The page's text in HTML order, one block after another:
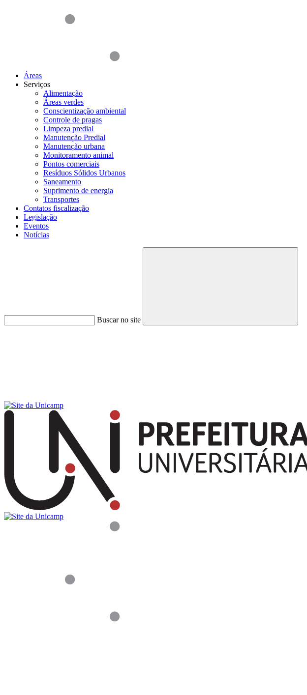
Áreas
Serviços
Alimentação
Áreas verdes
Conscientização ambiental
Controle de pragas
Limpeza predial
Manutenção Predial
Manutenção urbana
Monitoramento animal
Pontos comerciais
Resíduos Sólidos Urbanos
Saneamento
Suprimento de energia
Transportes
Contatos fiscalização
Legislação
Eventos
Notícias
Buscar no site
Buscar